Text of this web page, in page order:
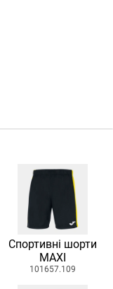
Спортивні шорти
MAXI
101657.109